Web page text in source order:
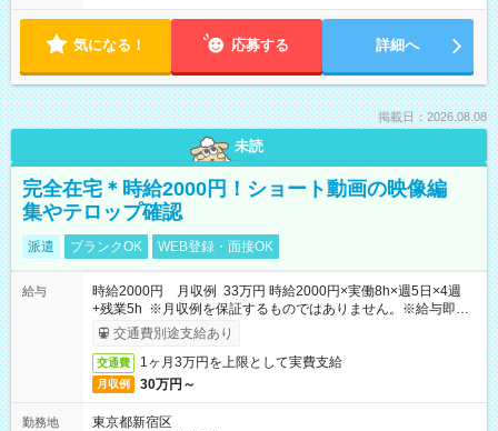
気になる！ 応募する 詳細へ
掲載日：2026.08.08
未読
完全在宅＊時給2000円！ショート動画の映像編
集やテロップ確認
派遣 ブランクOK WEB登録・面接OK
給与
時給2000円 月収例 33万円 時給2000円×実働8h×週5日×4週
+残業5h ※月収例を保証するものではありません。※給与即受
取りサービス利用可（利用条件有）
交通費別途支給あり
交通費 1ヶ月3万円を上限として実費支給
月収例 30万円～
勤務地
東京都新宿区